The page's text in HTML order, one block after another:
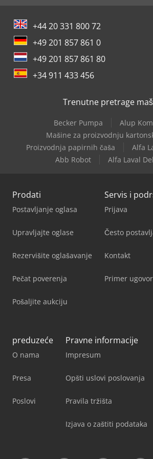
+44 20 331 800 72
+49 201 857 861 0
+49 201 857 861 80
+34 911 433 456
Trenutne pretrage
Becker Pumpa
Alup
Mašine za proizvodnju
Proizvodnja papirnih čaša
Alfa
Abb Robot
Alfa Laval
Prodati
Postavljanje oglasa
Upravljajte oglase
Rezervišite oglašavanje
Pečat poverenja
Pošaljite aukciju
Servis i
Prijava
Često
Kontakt
Primer
preduzeće
O nama
Presa
Poslovi
Pravne informacije
Impresum
Opšti uslovi poslovanja
Pravila tržišta
Izjava o zaštiti podataka